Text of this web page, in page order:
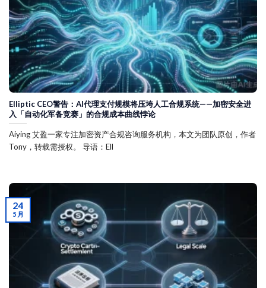
Elliptic CEO警告：AI代理支付规模将压垮人工合规系统——加密安全进
入「自动化军备竞赛」的合规成本曲线悖论
Aiying 艾盈一家专注加密资产合规咨询服务机构，本文为团队原创，作者
Tony，转载需授权。 导语：Ell
24
5 月